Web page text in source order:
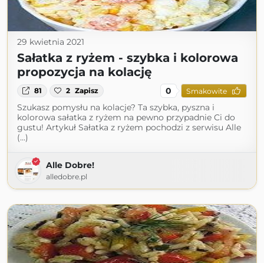
29 kwietnia 2021
Sałatka z ryżem - szybka i kolorowa
propozycja na kolację
81 2 Zapisz 0 Smakowite
Szukasz pomysłu na kolacje? Ta szybka, pyszna i
kolorowa sałatka z ryżem na pewno przypadnie Ci do
gustu! Artykuł Sałatka z ryżem pochodzi z serwisu Alle
(...)
Alle Dobre!
alledobre.pl